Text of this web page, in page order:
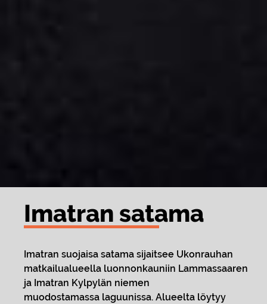
Imat­ran sa­ta­ma
Imatran suojaisa satama sijaitsee Ukonrauhan
matkailualueella luonnonkauniin Lammassaaren
ja Imatran Kylpylän niemen
muodostamassa laguunissa. Alueelta löytyy